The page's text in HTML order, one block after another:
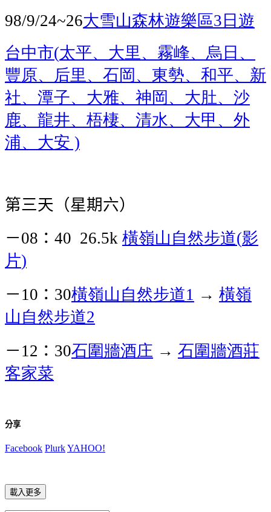
98/9/24~26大雪山森林遊樂區3日遊
台中市(太平、大里、霧峰、烏日、
豐原、后里、石岡、東勢、和平、新
社、潭子、大雅、神岡、大肚、沙
鹿、龍井、梧棲、清水、大甲、外
浦、大安 )
第三天（星期六）
－08 ： 40 26.5k 橫嶺山自然步道(影
片)
－ 10 ： 30橫嶺山自然步道1 → 橫嶺
山自然步道2
－ 12 ： 30石圍牆酒庄 → 石圍牆酒莊
客家菜
分享
Facebook PlurkYAHOO!
載入更多